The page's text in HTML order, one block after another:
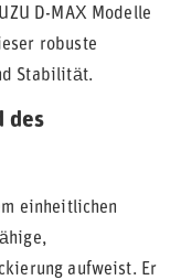
D-MAX Modelle
robuste
Stabilität.
des
einheitlichen
aufweist. Er